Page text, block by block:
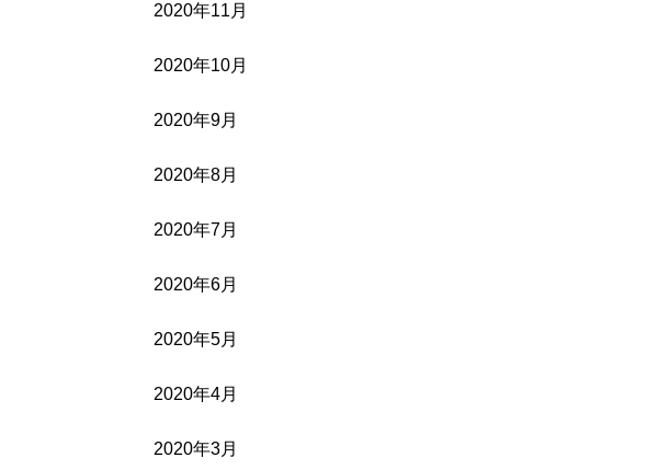
2020年11月
2020年10月
2020年9月
2020年8月
2020年7月
2020年6月
2020年5月
2020年4月
2020年3月